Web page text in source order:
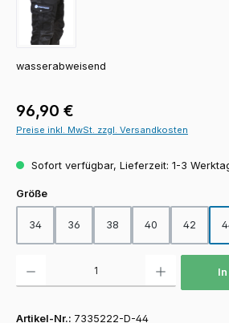
wasserabweisend
Regulärer Preis:
96,90 €
Preise inkl. MwSt. zzgl. Versandkosten
Sofort verfügbar, Lieferzeit: 1-3
Größeauswählen
34 36 38 40 42
Artikel-Nr.: 7335222-D-44